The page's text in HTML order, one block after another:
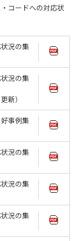
コードへの対応状
況の集
況の集
新）
事例集
況の集
況の集
況の集